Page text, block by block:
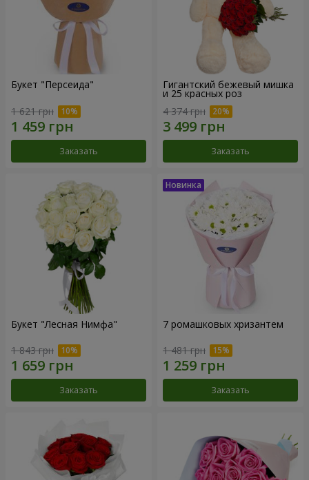
Букет "Персеида"
1 621 грн
Заказать
Гигантский бежевый мишка
и 25 красных роз
4 374 грн
Заказать
Букет "Лесная Нимфа"
1 843 грн
Заказать
7 ромашковых хризантем
1 481 грн
Заказать